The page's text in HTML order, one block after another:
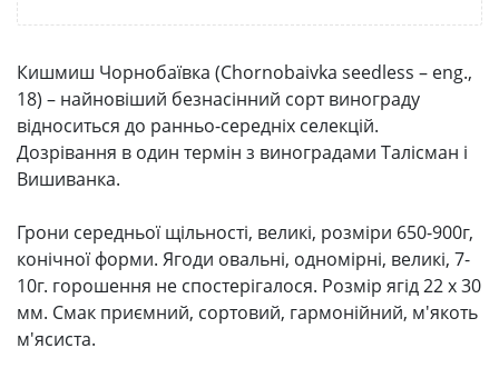
Кишмиш Чорнобаївка (Chornobaivka seedless – eng.,
18) – найновіший безнасінний сорт винограду
відноситься до ранньо-середніх селекцій.
Дозрівання в один термін з виноградами Талісман і
Вишиванка.
Грони середньої щільності, великі, розміри 650-900г,
конічної форми. Ягоди овальні, одномірні, великі, 7-
10г. горошення не спостерігалося. Розмір ягід 22 х 30
мм. Смак приємний, сортовий, гармонійний, м'якоть
м'ясиста.